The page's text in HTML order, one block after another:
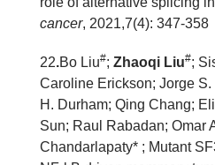
cancer, 2021,7(4): 347-358
22.Bo Liu#; Zhaoqi Liu#;
Caroline Erickson; Jorge
H. Durham; Qing Chang;
Sun; Raul Rabadan; Omar
Chandarlapaty* ; Mutant